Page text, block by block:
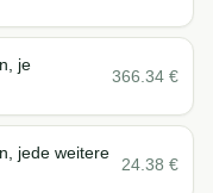
je
366.34 €
jede weitere
24.38 €